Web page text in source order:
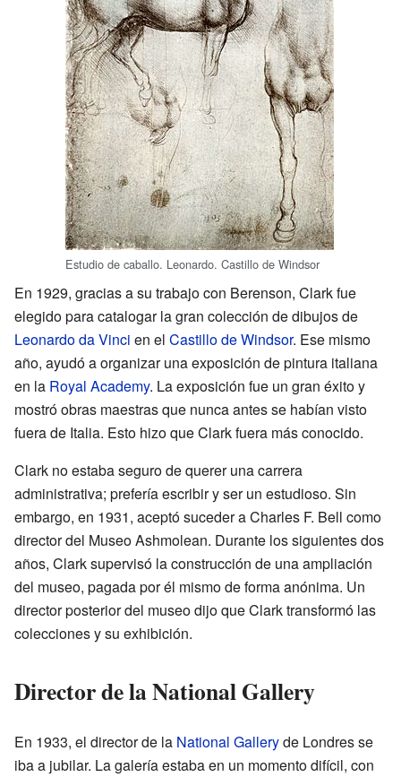
Estudio de caballo. Leonardo. Castillo de Windsor
En 1929, gracias a su trabajo con Berenson, Clark fue
elegido para catalogar la gran colección de dibujos de
Leonardo da Vinci en el Castillo de Windsor. Ese mismo
año, ayudó a organizar una exposición de pintura italiana
en la Royal Academy. La exposición fue un gran éxito y
mostró obras maestras que nunca antes se habían visto
fuera de Italia. Esto hizo que Clark fuera más conocido.
Clark no estaba seguro de querer una carrera
administrativa; prefería escribir y ser un estudioso. Sin
embargo, en 1931, aceptó suceder a Charles F. Bell como
director del Museo Ashmolean. Durante los siguientes dos
años, Clark supervisó la construcción de una ampliación
del museo, pagada por él mismo de forma anónima. Un
director posterior del museo dijo que Clark transformó las
colecciones y su exhibición.
Director de la National Gallery
En 1933, el director de la National Galleryde Londres se
iba a jubilar. La galería estaba en un momento difícil, con